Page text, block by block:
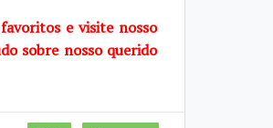
e visite nosso
sobre nosso querido